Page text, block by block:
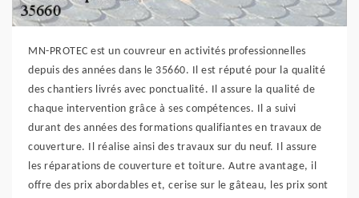
MN-PROTEC est un couvreur en activités professionnelles
depuis des années dans le 35660. Il est réputé pour la qualité
des chantiers livrés avec ponctualité. Il assure la qualité de
chaque intervention grâce à ses compétences. Il a suivi
durant des années des formations qualifiantes en travaux de
couverture. Il réalise ainsi des travaux sur du neuf. Il assure
les réparations de couverture et toiture. Autre avantage, il
offre des prix abordables et, cerise sur le gâteau, les prix sont